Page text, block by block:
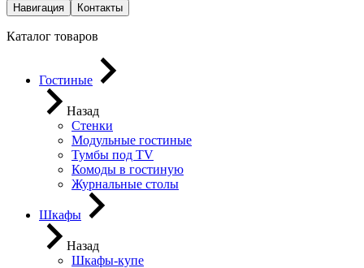
Навигация Контакты
Каталог товаров
Гостиные
Назад
Стенки
Модульные гостиные
Тумбы под ТV
Комоды в гостиную
Журнальные столы
Шкафы
Назад
Шкафы-купе